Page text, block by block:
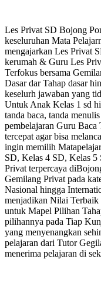
Les Privat SD Bojong
keseluruhan Mata
mengajarkan Les Privat
kerumah & Guru Les
Terfokus bersama
Dasar dar Tahap dasar
keselurh jawaban yang
Untuk Anak Kelas 1 sd
tanda baca, tanda
pembelajaran Guru Baca
tercepat agar bisa
ingin memilih
SD, Kelas 4 SD, Kelas
Privat terpercaya
Gemilang Privat pada
Nasional hingga
menjadikan Nilai Terbaik
untuk Mapel Pilihan
pilihannya pada Tiap
yang menyenangkan
pelajaran dari Tutor
menerima pelajaran di